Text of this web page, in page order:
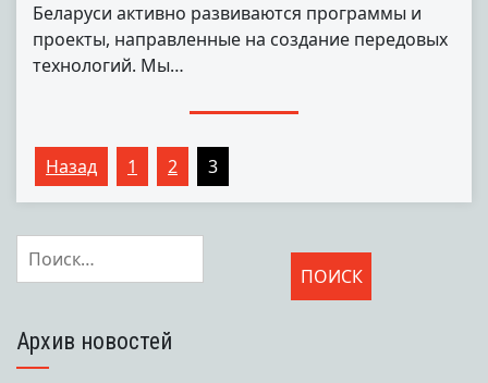
Беларуси активно развиваются программы и
проекты, направленные на создание передовых
технологий. Мы…
Пагинация
записей
Назад 1 2 3
Найти:
Архив новостей